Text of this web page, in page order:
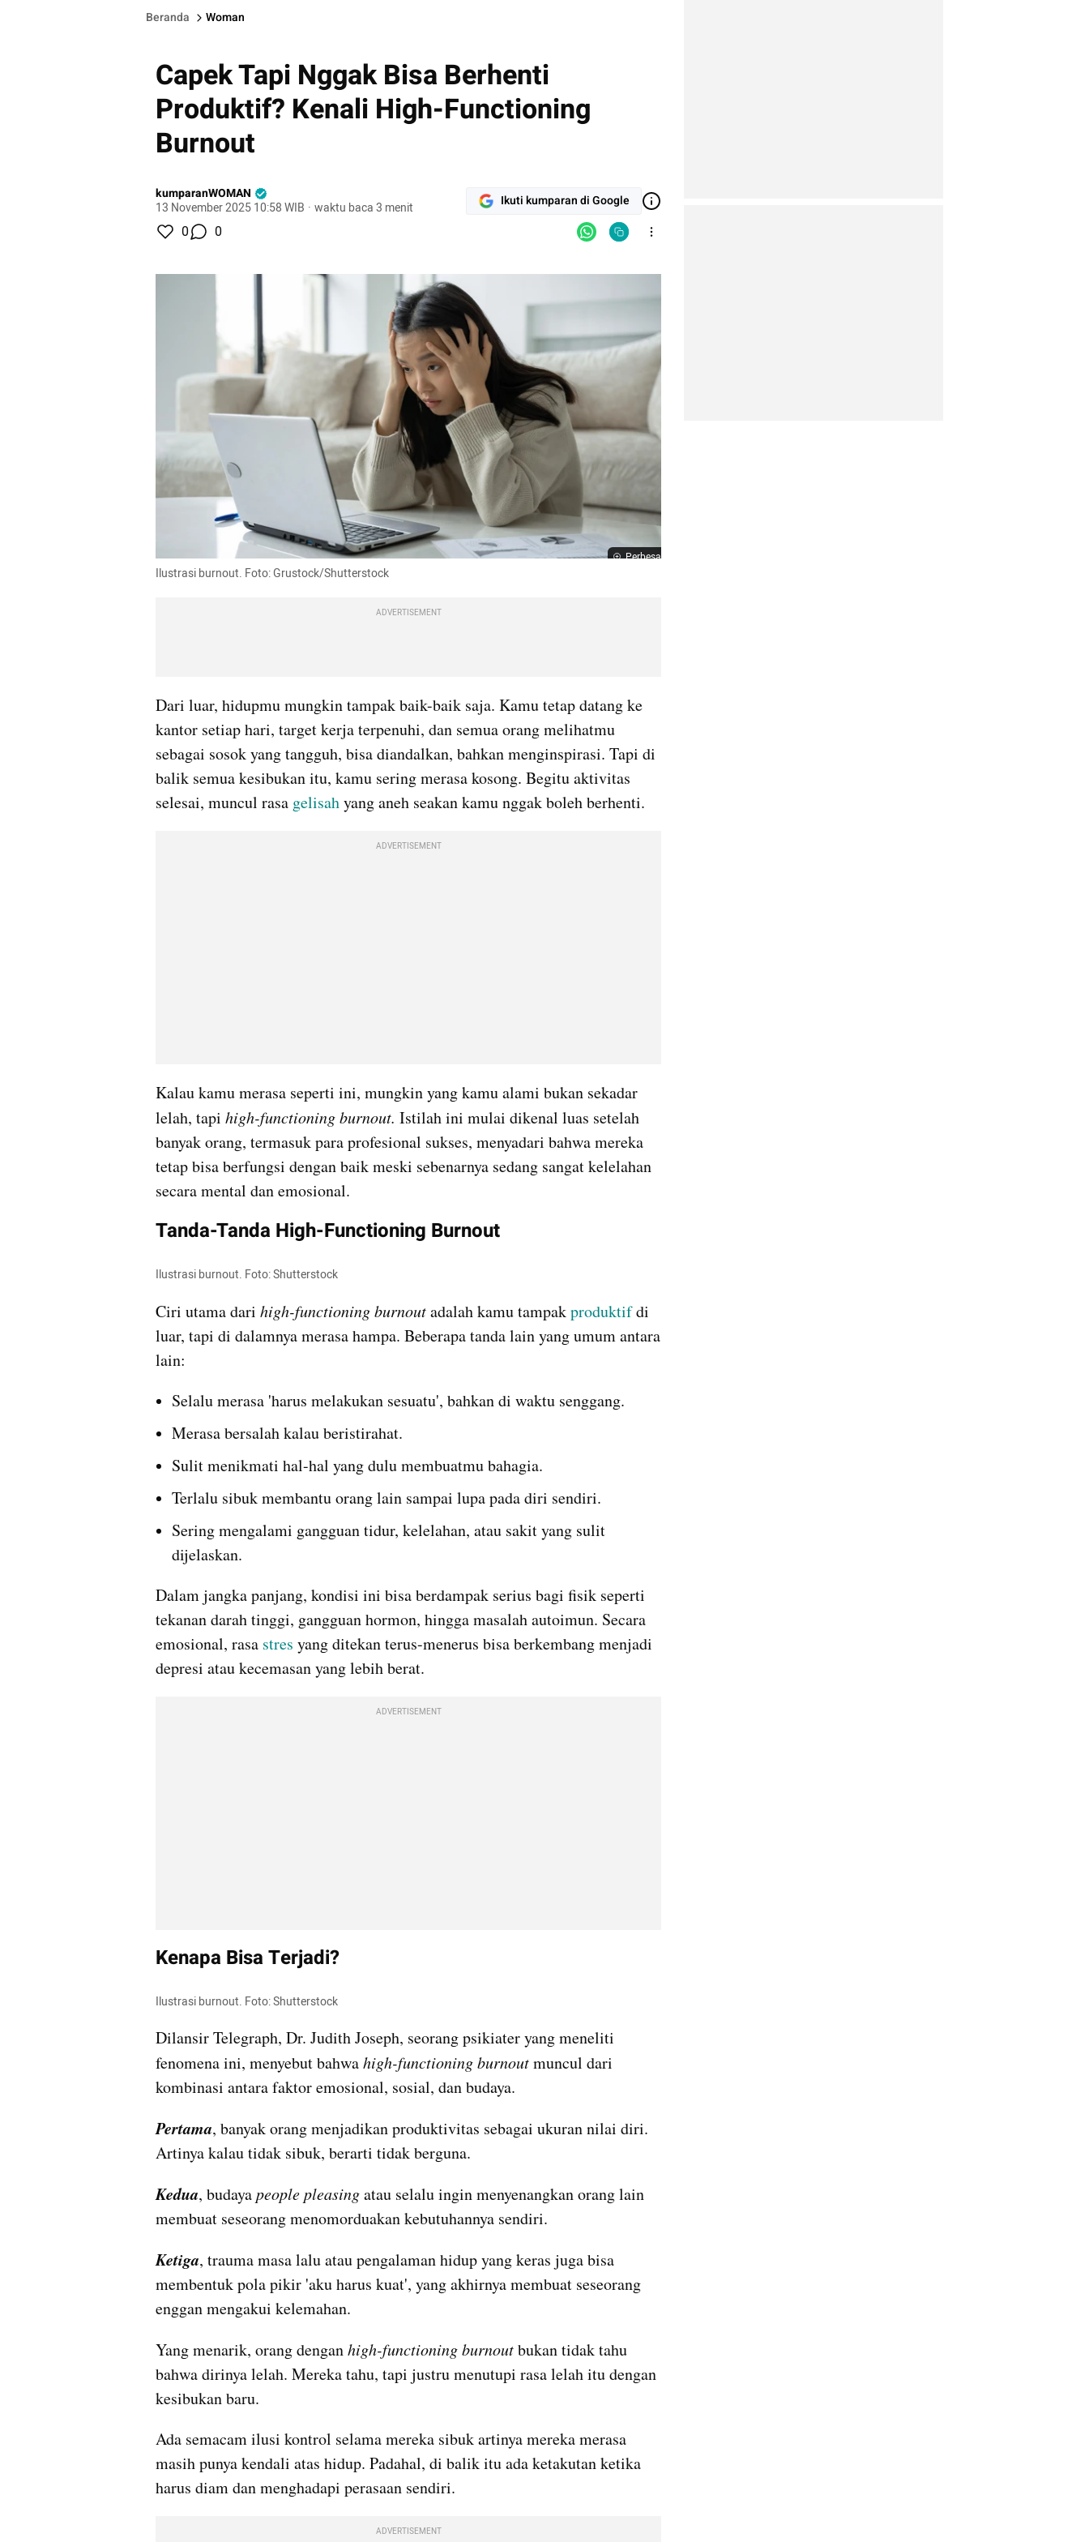
Beranda Woman
Capek Tapi Nggak Bisa Berhenti
Produktif? Kenali High-Functioning
Burnout
kumparanWOMAN
13 November 2025 10:58 WIB · waktu baca 3 menit Ikuti kumparan di Google
0 0
Perbesar
Ilustrasi burnout. Foto: Grustock/Shutterstock
ADVERTISEMENT
Dari luar, hidupmu mungkin tampak baik-baik saja. Kamu tetap datang ke
kantor setiap hari, target kerja terpenuhi, dan semua orang melihatmu
sebagai sosok yang tangguh, bisa diandalkan, bahkan menginspirasi. Tapi di
balik semua kesibukan itu, kamu sering merasa kosong. Begitu aktivitas
selesai, muncul rasa gelisah yang aneh seakan kamu nggak boleh berhenti.
ADVERTISEMENT
Kalau kamu merasa seperti ini, mungkin yang kamu alami bukan sekadar
lelah, tapi high-functioning burnout. Istilah ini mulai dikenal luas setelah
banyak orang, termasuk para profesional sukses, menyadari bahwa mereka
tetap bisa berfungsi dengan baik meski sebenarnya sedang sangat kelelahan
secara mental dan emosional.
Tanda-Tanda High-Functioning Burnout
Ilustrasi burnout. Foto: Shutterstock
Ciri utama dari high-functioning burnout adalah kamu tampak produktif di
luar, tapi di dalamnya merasa hampa. Beberapa tanda lain yang umum antara
lain:
Selalu merasa 'harus melakukan sesuatu', bahkan di waktu senggang.
Merasa bersalah kalau beristirahat.
Sulit menikmati hal-hal yang dulu membuatmu bahagia.
Terlalu sibuk membantu orang lain sampai lupa pada diri sendiri.
Sering mengalami gangguan tidur, kelelahan, atau sakit yang sulit
dijelaskan.
Dalam jangka panjang, kondisi ini bisa berdampak serius bagi fisik seperti
tekanan darah tinggi, gangguan hormon, hingga masalah autoimun. Secara
emosional, rasa stres yang ditekan terus-menerus bisa berkembang menjadi
depresi atau kecemasan yang lebih berat.
ADVERTISEMENT
Kenapa Bisa Terjadi?
Ilustrasi burnout. Foto: Shutterstock
Dilansir Telegraph, Dr. Judith Joseph, seorang psikiater yang meneliti
fenomena ini, menyebut bahwa high-functioning burnout muncul dari
kombinasi antara faktor emosional, sosial, dan budaya.
Pertama, banyak orang menjadikan produktivitas sebagai ukuran nilai diri.
Artinya kalau tidak sibuk, berarti tidak berguna.
Kedua, budaya people pleasing atau selalu ingin menyenangkan orang lain
membuat seseorang menomorduakan kebutuhannya sendiri.
Ketiga, trauma masa lalu atau pengalaman hidup yang keras juga bisa
membentuk pola pikir 'aku harus kuat', yang akhirnya membuat seseorang
enggan mengakui kelemahan.
Yang menarik, orang dengan high-functioning burnout bukan tidak tahu
bahwa dirinya lelah. Mereka tahu, tapi justru menutupi rasa lelah itu dengan
kesibukan baru.
Ada semacam ilusi kontrol selama mereka sibuk artinya mereka merasa
masih punya kendali atas hidup. Padahal, di balik itu ada ketakutan ketika
harus diam dan menghadapi perasaan sendiri.
ADVERTISEMENT